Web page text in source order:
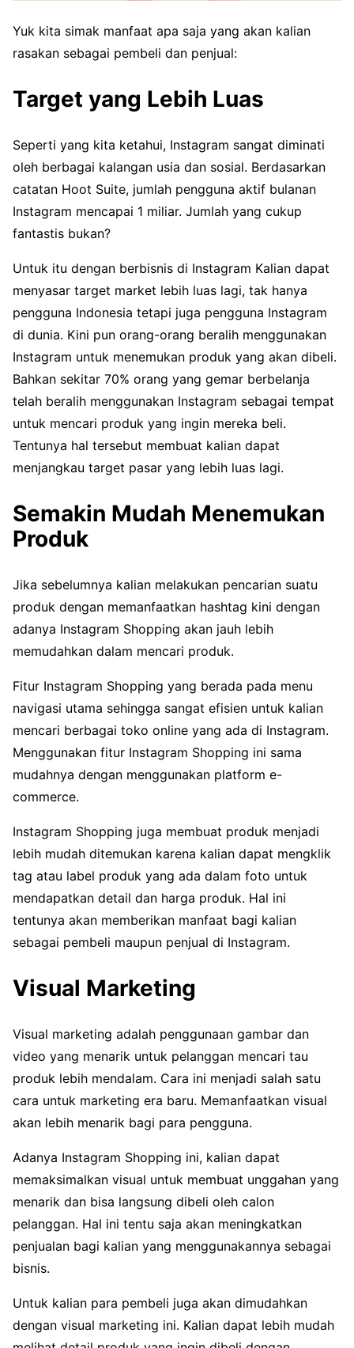
Yuk kita simak manfaat apa saja yang akan kalian
rasakan sebagai pembeli dan penjual:
Target yang Lebih Luas
Seperti yang kita ketahui, Instagram sangat diminati
oleh berbagai kalangan usia dan sosial. Berdasarkan
catatan Hoot Suite, jumlah pengguna aktif bulanan
Instagram mencapai 1 miliar. Jumlah yang cukup
fantastis bukan?
Untuk itu dengan berbisnis di Instagram Kalian dapat
menyasar target market lebih luas lagi, tak hanya
pengguna Indonesia tetapi juga pengguna Instagram
di dunia. Kini pun orang-orang beralih menggunakan
Instagram untuk menemukan produk yang akan dibeli.
Bahkan sekitar 70% orang yang gemar berbelanja
telah beralih menggunakan Instagram sebagai tempat
untuk mencari produk yang ingin mereka beli.
Tentunya hal tersebut membuat kalian dapat
menjangkau target pasar yang lebih luas lagi.
Semakin Mudah Menemukan
Produk
Jika sebelumnya kalian melakukan pencarian suatu
produk dengan memanfaatkan hashtag kini dengan
adanya Instagram Shopping akan jauh lebih
memudahkan dalam mencari produk.
Fitur Instagram Shopping yang berada pada menu
navigasi utama sehingga sangat efisien untuk kalian
mencari berbagai toko online yang ada di Instagram.
Menggunakan fitur Instagram Shopping ini sama
mudahnya dengan menggunakan platform e-
commerce.
Instagram Shopping juga membuat produk menjadi
lebih mudah ditemukan karena kalian dapat mengklik
tag atau label produk yang ada dalam foto untuk
mendapatkan detail dan harga produk. Hal ini
tentunya akan memberikan manfaat bagi kalian
sebagai pembeli maupun penjual di Instagram.
Visual Marketing
Visual marketing adalah penggunaan gambar dan
video yang menarik untuk pelanggan mencari tau
produk lebih mendalam. Cara ini menjadi salah satu
cara untuk marketing era baru. Memanfaatkan visual
akan lebih menarik bagi para pengguna.
Adanya Instagram Shopping ini, kalian dapat
memaksimalkan visual untuk membuat unggahan yang
menarik dan bisa langsung dibeli oleh calon
pelanggan. Hal ini tentu saja akan meningkatkan
penjualan bagi kalian yang menggunakannya sebagai
bisnis.
Untuk kalian para pembeli juga akan dimudahkan
dengan visual marketing ini. Kalian dapat lebih mudah